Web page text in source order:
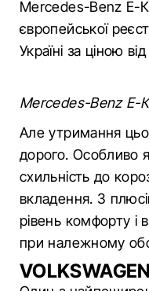
Mercedes-Benz E-
європейської
Україні за ціною
Mercedes-Benz E-
Але утримання
дорого. Особливо
схильність до
вкладення. З
рівень комфорту і
при належному